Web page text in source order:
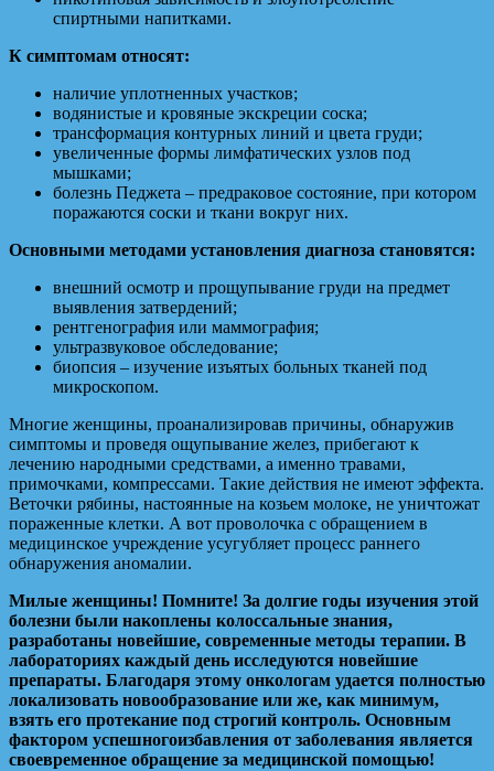
спиртными напитками.
К симптомам относят:
наличие уплотненных участков;
водянистые и кровяные экскреции соска;
трансформация контурных линий и цвета груди;
увеличенные формы лимфатических узлов под
мышками;
болезнь Педжета – предраковое состояние, при котором
поражаются соски и ткани вокруг них.
Основными методами установления диагноза становятся:
внешний осмотр и прощупывание груди на предмет
выявления затвердений;
рентгенография или маммография;
ультразвуковое обследование;
биопсия – изучение изъятых больных тканей под
микроскопом.
Многие женщины, проанализировав причины, обнаружив
симптомы и проведя ощупывание желез, прибегают к
лечению народными средствами, а именно травами,
примочками, компрессами. Такие действия не имеют эффекта.
Веточки рябины, настоянные на козьем молоке, не уничтожат
пораженные клетки. А вот проволочка с обращением в
медицинское учреждение усугубляет процесс раннего
обнаружения аномалии.
Милые женщины! Помните! За долгие годы изучения этой
болезни были накоплены колоссальные знания,
разработаны новейшие, современные методы терапии. В
лабораториях каждый день исследуются новейшие
препараты. Благодаря этому онкологам удается полностью
локализовать новообразование или же, как минимум,
взять его протекание под строгий контроль. Основным
фактором успешногоизбавления от заболевания является
своевременное обращение за медицинской помощью!